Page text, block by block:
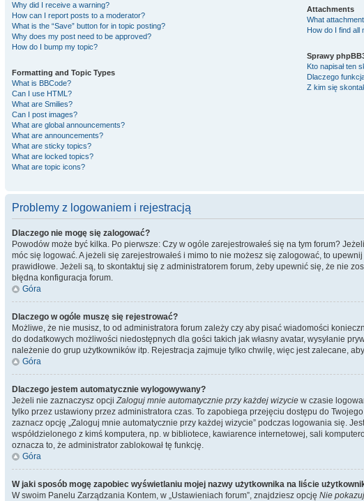
Why did I receive a warning?
How can I report posts to a moderator?
What is the “Save” button for in topic posting?
Why does my post need to be approved?
How do I bump my topic?
Formatting and Topic Types
What is BBCode?
Can I use HTML?
What are Smilies?
Can I post images?
What are global announcements?
What are announcements?
What are sticky topics?
What are locked topics?
What are topic icons?
Attachments
What
How do I find all
Sprawy
Kto napisał ten
Dlaczego
Z kim się
Problemy z logowaniem i rejestracją
Dlaczego nie mogę się zalogować?
Powodów może być kilka. Po pierwsze: Czy w ogóle zarejestrowałeś się na tym forum?
móc się logować. A jeżeli się zarejestrowałeś i mimo to nie możesz się zalogować, to
prawidłowe. Jeżeli są, to skontaktuj się z administratorem forum, żeby upewnić się, że nie
błędna konfiguracja forum.
Góra
Dlaczego w ogóle muszę się rejestrować?
Możliwe, że nie musisz, to od administratora forum zależy czy aby pisać wiadomości
do dodatkowych możliwości niedostępnych dla gości takich jak własny avatar, wysyłanie
należenie do grup użytkowników itp. Rejestracja zajmuje tylko chwilę, więc jest zalecane,
Góra
Dlaczego jestem automatycznie wylogowywany?
Jeżeli nie zaznaczysz opcjiZaloguj mnie automatycznie przy każdej wizycie w czasie
tylko przez ustawiony przez administratora czas. To zapobiega przejęciu dostępu do
zaznacz opcję „Zaloguj mnie automatycznie przy każdej wizycie” podczas logowania się.
współdzielonego z kimś komputera, np. w bibliotece, kawiarence internetowej, sali
oznacza to, że administrator zablokował tę funkcję.
Góra
W jaki sposób mogę zapobiec wyświetlaniu mojej nazwy użytkownika na liście
W swoim Panelu Zarządzania Kontem, w „Ustawieniach forum”, znajdziesz opcję Nie